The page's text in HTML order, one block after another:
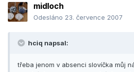
midloch
Odesláno 23. července 2007
hciq napsal:
třeba jenom v absenci slovíčka můj